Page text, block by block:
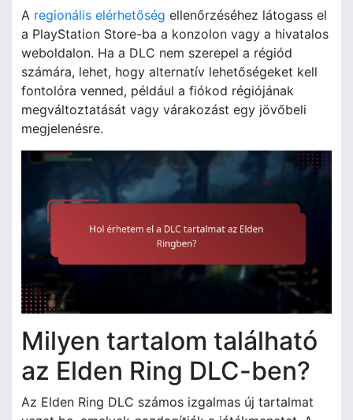
A regionális elérhetőség ellenőrzéséhez látogass el
a PlayStation Store-ba a konzolon vagy a hivatalos
weboldalon. Ha a DLC nem szerepel a régiód
számára, lehet, hogy alternatív lehetőségeket kell
fontolóra venned, például a fiókod régiójának
megváltoztatását vagy várakozást egy jövőbeli
megjelenésre.
Milyen tartalom található
az Elden Ring DLC-ben?
Az Elden Ring DLC számos izgalmas új tartalmat